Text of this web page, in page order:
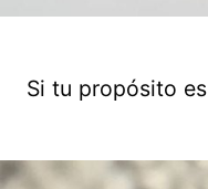
Si tu propósito